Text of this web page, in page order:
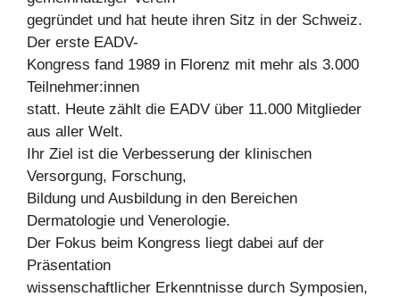
gegründet und hat heute ihren Sitz in der Schweiz.
Der erste EADV-
Kongress fand 1989 in Florenz mit mehr als 3.000
Teilnehmer:innen
statt. Heute zählt die EADV über 11.000 Mitglieder
aus aller Welt.
Ihr Ziel ist die Verbesserung der klinischen
Versorgung, Forschung,
Bildung und Ausbildung in den Bereichen
Dermatologie und Venerologie.
Der Fokus beim Kongress liegt dabei auf der
Präsentation
wissenschaftlicher Erkenntnisse durch Symposien,